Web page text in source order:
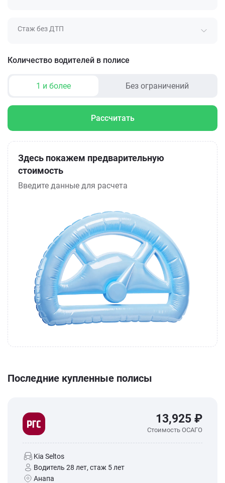
Стаж без ДТП
Количество водителей в полисе
1 и более Без ограничений
Рассчитать
Здесь покажем предварительную
стоимость
Введите данные для расчета
Последние купленные полисы
13,925 ₽
Стоимость ОСАГО
Kia Seltos
Водитель 28 лет, стаж 5 лет
Анапа